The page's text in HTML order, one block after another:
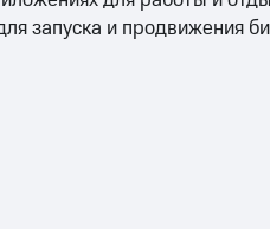
запуска и продвижения